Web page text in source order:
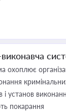
охоплює
і установ
покарання